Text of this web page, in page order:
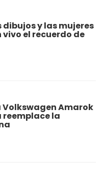
dibujos y las mujeres
el recuerdo de
Volkswagen Amarok
reemplace la